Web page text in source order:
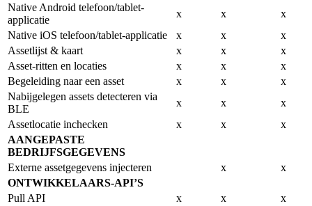
Native Android telefoon/tablet-
applicatie
x x
x
Native iOS telefoon/tablet-applicatie
x x
x
Assetlijst & kaart
x x
x
Asset-ritten en locaties
x x
x
Begeleiding naar een asset
x x
x
Nabijgelegen assets detecteren via
BLE
x x
x
Assetlocatie inchecken
x x
x
AANGEPASTE
BEDRIJFSGEGEVENS
Externe assetgegevens injecteren
x
x
ONTWIKKELAARS-API’S
Pull API
x x
x